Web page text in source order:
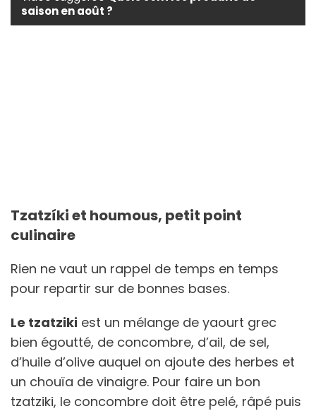
saison en août ?
Tzatzíki et houmous, petit point
culinaire
Rien ne vaut un rappel de temps en temps
pour repartir sur de bonnes bases.
Le tzatziki est un mélange de yaourt grec
bien égoutté, de concombre, d’ail, de sel,
d’huile d’olive auquel on ajoute des herbes et
un chouïa de vinaigre. Pour faire un bon
tzatziki, le concombre doit être pelé, râpé puis